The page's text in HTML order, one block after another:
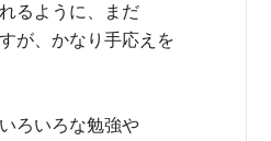
るように、まだ
が、かなり手応えを
ろいろな勉強や